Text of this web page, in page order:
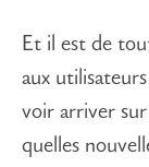
Et il est de
aux
voir arriver sur
quelles